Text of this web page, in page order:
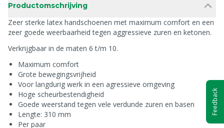
Productomschrijving
Zeer sterke latex handschoenen met maximum comfort en een
zeer goede weerbaarheid tegen aggressieve zuren en ketonen.
Verkrijgbaar in de maten 6 t/m 10.
Maximum comfort
Grote bewegingsvrijheid
Voor langdurig werk in een agressieve omgeving
Hoge scheurbestendigheid
Goede weerstand tegen vele verdunde zuren en basen
Lengte: 310 mm
Per paar
Feedback